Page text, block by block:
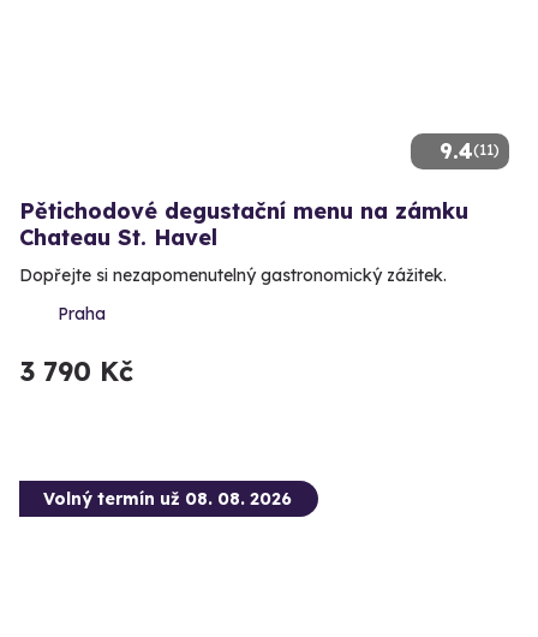
9.4(11)
Pětichodové degustační menu na zámku
Chateau St. Havel
Dopřejte si nezapomenutelný gastronomický zážitek.
Praha
3 790 Kč
Volný termín už 08. 08. 2026